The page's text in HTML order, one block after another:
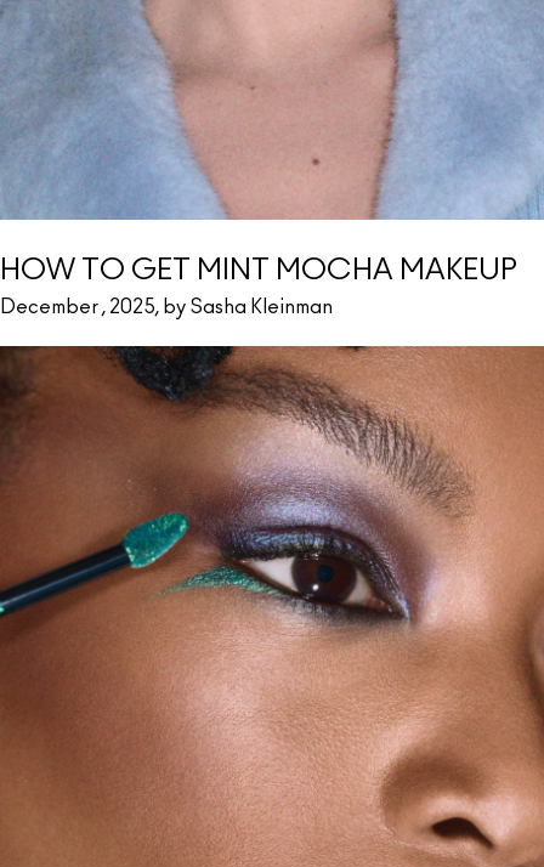
HOW TO GET MINT MOCHA MAKEUP
December , 2025, by Sasha Kleinman